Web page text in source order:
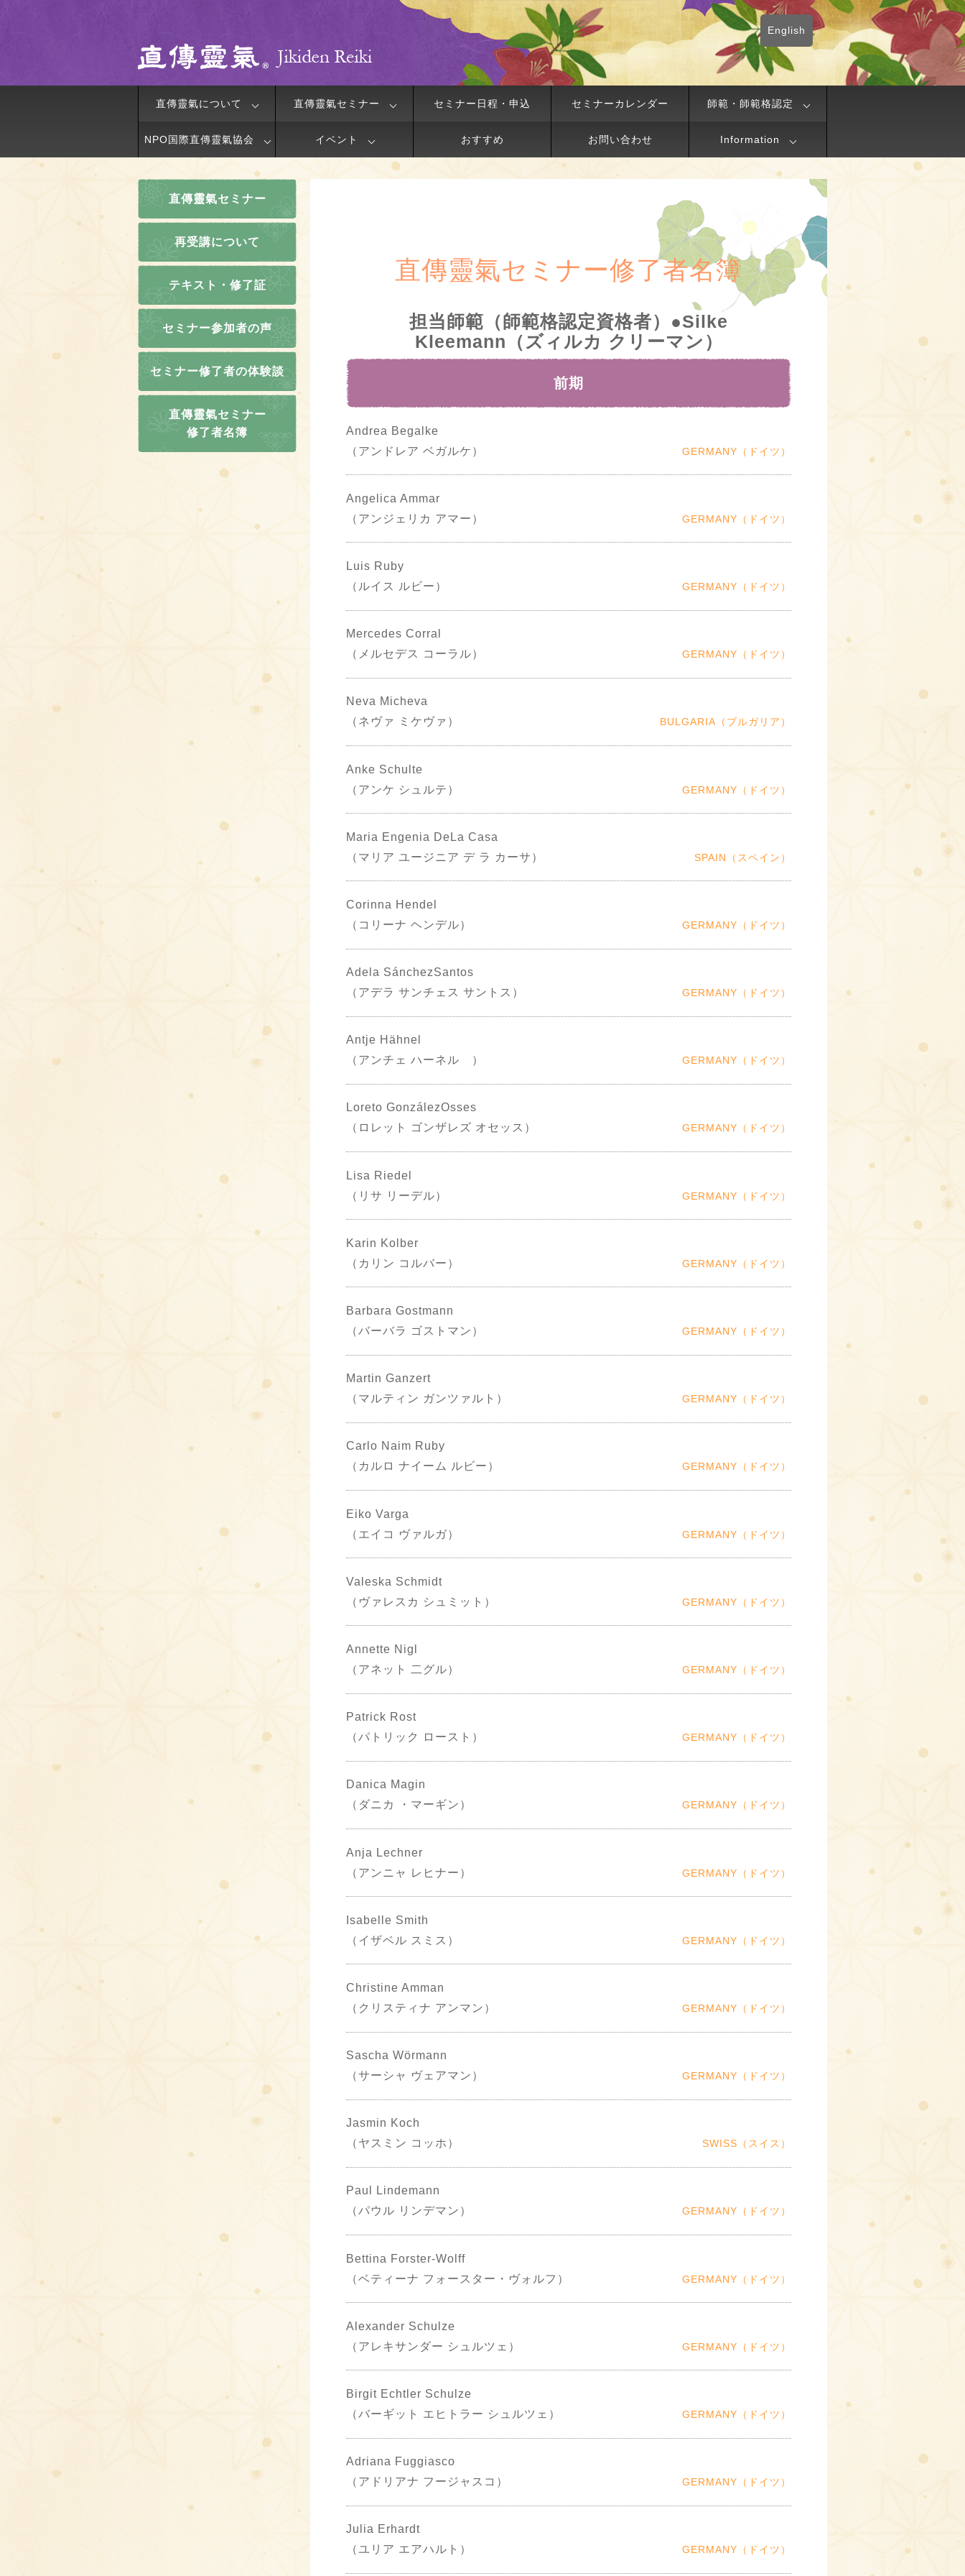
English
直傳靈氣について 直傳靈氣セミナー セミナー日程・申込 セミナーカレンダー 師範・師範格認定
NPO国際直傳靈氣協会 イベント おすすめ お問い合わせ Information
直傳靈氣セミナー
再受講について
テキスト・修了証
セミナー参加者の声
セミナー修了者の体験談
直傳靈氣セミナー
修了者名簿
直傳靈氣セミナー修了者名簿
担当師範（師範格認定資格者）●Silke
Kleemann（ズィルカ クリーマン）
前期
Andrea Begalke
（アンドレア ベガルケ）
GERMANY（ドイツ）
Angelica Ammar
（アンジェリカ アマー）
GERMANY（ドイツ）
Luis Ruby
（ルイス ルビー）
GERMANY（ドイツ）
Mercedes Corral
（メルセデス コーラル）
GERMANY（ドイツ）
Neva Micheva
（ネヴァ ミケヴァ）
BULGARIA（ブルガリア）
Anke Schulte
（アンケ シュルテ）
GERMANY（ドイツ）
Maria Engenia DeLa Casa
（マリア ユージニア デ ラ カーサ）
SPAIN（スペイン）
Corinna Hendel
（コリーナ ヘンデル）
GERMANY（ドイツ）
Adela SánchezSantos
（アデラ サンチェス サントス）
GERMANY（ドイツ）
Antje Hähnel
（アンチェ ハーネル ）
GERMANY（ドイツ）
Loreto GonzálezOsses
（ロレット ゴンザレズ オセッス）
GERMANY（ドイツ）
Lisa Riedel
（リサ リーデル）
GERMANY（ドイツ）
Karin Kolber
（カリン コルバー）
GERMANY（ドイツ）
Barbara Gostmann
（バーバラ ゴストマン）
GERMANY（ドイツ）
Martin Ganzert
（マルティン ガンツァルト）
GERMANY（ドイツ）
Carlo Naim Ruby
（カルロ ナイーム ルビー）
GERMANY（ドイツ）
Eiko Varga
（エイコ ヴァルガ）
GERMANY（ドイツ）
Valeska Schmidt
（ヴァレスカ シュミット）
GERMANY（ドイツ）
Annette Nigl
（アネット 二グル）
GERMANY（ドイツ）
Patrick Rost
（パトリック ロースト）
GERMANY（ドイツ）
Danica Magin
（ダニカ ・マーギン）
GERMANY（ドイツ）
Anja Lechner
（アンニャ レヒナー）
GERMANY（ドイツ）
Isabelle Smith
（イザベル スミス）
GERMANY（ドイツ）
Christine Amman
（クリスティナ アンマン）
GERMANY（ドイツ）
Sascha Wörmann
（サーシャ ヴェアマン）
GERMANY（ドイツ）
Jasmin Koch
（ヤスミン コッホ）
SWISS（スイス）
Paul Lindemann
（パウル リンデマン）
GERMANY（ドイツ）
Bettina Forster-Wolff
（ベティーナ フォースター・ヴォルフ）
GERMANY（ドイツ）
Alexander Schulze
（アレキサンダー シュルツェ）
GERMANY（ドイツ）
Birgit Echtler Schulze
（バーギット エヒトラー シュルツェ）
GERMANY（ドイツ）
Adriana Fuggiasco
（アドリアナ フージャスコ）
GERMANY（ドイツ）
Julia Erhardt
（ユリア エアハルト）
GERMANY（ドイツ）